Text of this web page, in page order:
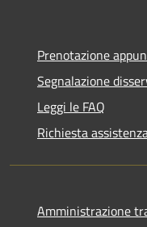
Prenotazione
Segnalazione
Leggi le FAQ
Richiesta
Amministrazione